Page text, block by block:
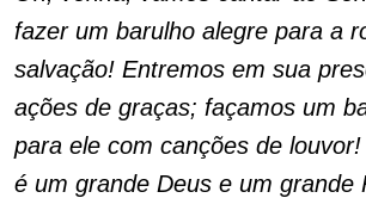
fazer um barulho alegre para a
salvação! Entremos em sua
ações de graças; façamos um
para ele com canções de
é um grande Deus e um grande